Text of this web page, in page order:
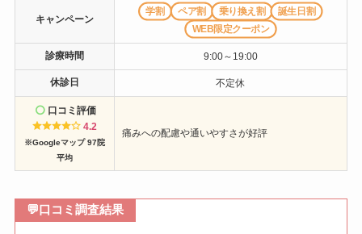
キャンペーン
学割 ペア割 乗り換え割
誕生日割
WEB限定クーポン
診療時間 9:00～19:00
休診日 不定休
口コミ評価
4.2
※Googleマップ 97院
平均
痛みへの配慮や通いやすさが好評
💬口コミ調査結果